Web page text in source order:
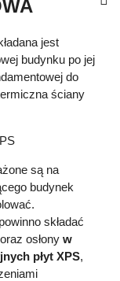
jest
budynku po jej
do
ściany
są na
budynek
składać
oraz osłonyw
płyt XPS,